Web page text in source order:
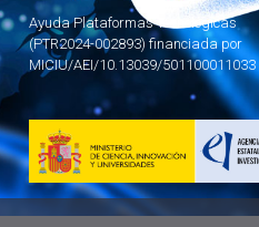
Ayuda Plataformas Tecnológicas
(PTR2024-002893) financiada por
MICIU/AEI/10.13039/501100011033